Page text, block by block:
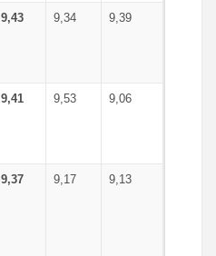
9,43 9,34 9,39
9,41 9,53 9,06
9,37 9,17 9,13